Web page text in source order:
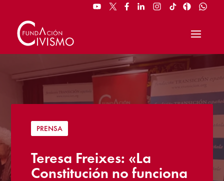
PRENSA
Teresa Freixes: «La
Constitución no funciona